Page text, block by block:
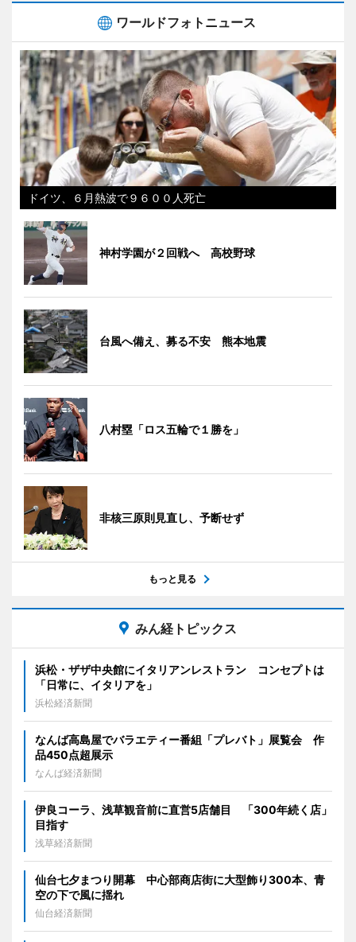
ワールドフォトニュース
ドイツ、６月熱波で９６００人死亡
神村学園が２回戦へ 高校野球
台風へ備え、募る不安 熊本地震
八村塁「ロス五輪で１勝を」
非核三原則見直し、予断せず
もっと見る
みん経トピックス
浜松・ザザ中央館にイタリアンレストラン コンセプトは
「日常に、イタリアを」
浜松経済新聞
なんば高島屋でバラエティー番組「プレバト」展覧会 作
品450点超展示
なんば経済新聞
伊良コーラ、浅草観音前に直営5店舗目 「300年続く店」
目指す
浅草経済新聞
仙台七夕まつり開幕 中心部商店街に大型飾り300本、青
空の下で風に揺れ
仙台経済新聞